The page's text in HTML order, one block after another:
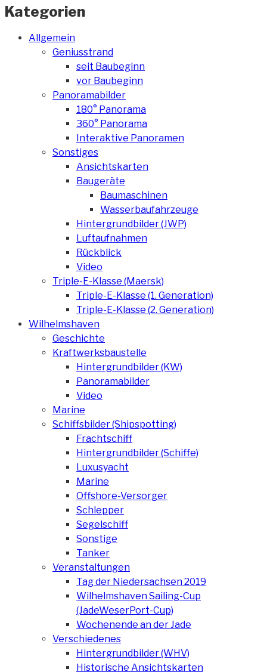
Kategorien
Allgemein
Geniusstrand
seit Baubeginn
vor Baubeginn
Panoramabilder
180° Panorama
360° Panorama
Interaktive Panoramen
Sonstiges
Ansichtskarten
Baugeräte
Baumaschinen
Wasserbaufahrzeuge
Hintergrundbilder (JWP)
Luftaufnahmen
Rückblick
Video
Triple-E-Klasse (Maersk)
Triple-E-Klasse (1. Generation)
Triple-E-Klasse (2. Generation)
Wilhelmshaven
Geschichte
Kraftwerksbaustelle
Hintergrundbilder (KW)
Panoramabilder
Video
Marine
Schiffsbilder (Shipspotting)
Frachtschiff
Hintergrundbilder (Schiffe)
Luxusyacht
Marine
Offshore-Versorger
Schlepper
Segelschiff
Sonstige
Tanker
Veranstaltungen
Tag der Niedersachsen 2019
Wilhelmshaven Sailing-Cup
(JadeWeserPort-Cup)
Wochenende an der Jade
Verschiedenes
Hintergrundbilder (WHV)
Historische Ansichtskarten